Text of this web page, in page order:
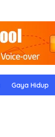
Gaya Hidup